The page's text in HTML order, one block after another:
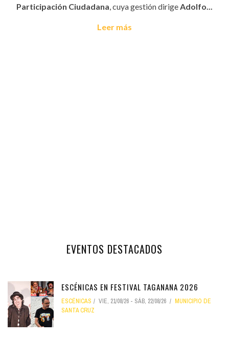
Participación Ciudadana, cuya gestión dirigeAdolfo...
Leer más
EVENTOS DESTACADOS
ESCÉNICAS EN FESTIVAL TAGANANA 2026
ESCÉNICAS VIE, 21/08/26 - SÁB, 22/08/26
MUNICIPIO DE
SANTA CRUZ